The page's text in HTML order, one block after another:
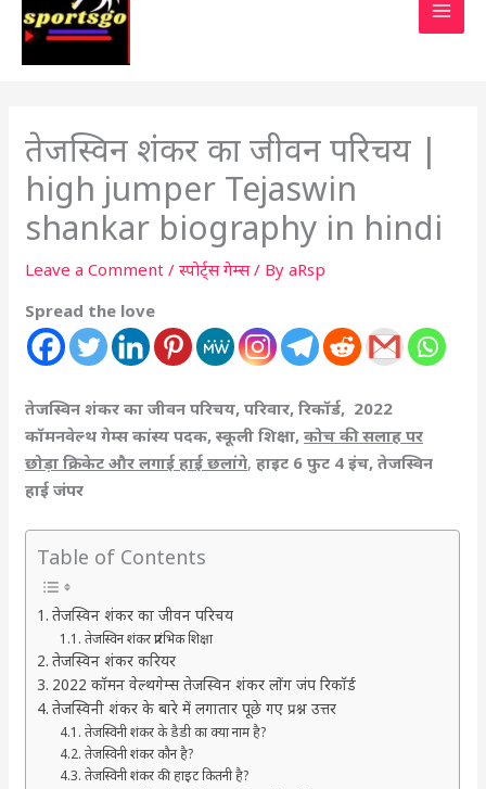
तेजस्विन शंकर का जीवन परिचय |
high jumper Tejaswin
shankar biography in hindi
Leave a Comment /स्पोर्ट्स गेम्स/ ByaRsp
Spread the love
तेजस्विन शंकर का जीवन परिचय, परिवार, रिकॉर्ड, 2022
कॉमनवेल्थ गेम्स कांस्य पदक, स्कूली शिक्षा,कोच की सलाह पर
छोड़ा क्रिकेट और लगाई हाई छलांगे,हाइट 6 फुट 4 इंच, तेजस्विन
हाई जंपर
Table of Contents
तेजस्विन शंकर का जीवन परिचय
तेजस्विन शंकर प्रारंभिक शिक्षा
तेजस्विन शंकर करियर
2022 कॉमन वेल्थगेम्स तेजस्विन शंकर लोंग जंप रिकॉर्ड
तेजस्विनी शंकर के बारे में लगातार पूछे गए प्रश्न उत्तर
तेजस्विनी शंकर के डैडी का क्या नाम है?
तेजस्विनी शंकर कौन है?
तेजस्विनी शंकर की हाइट कितनी है?